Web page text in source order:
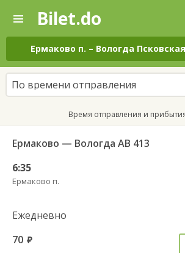
—
Поиск
и
покупка
билетов
на
автобус
онлайн
Bilet.do
Ермаково п. – Вологда Псковская
По времени отправления
Время отправления и
Ермаково — Вологда АВ 413
6:35
Ермаково п.
Ежедневно
70 руб.